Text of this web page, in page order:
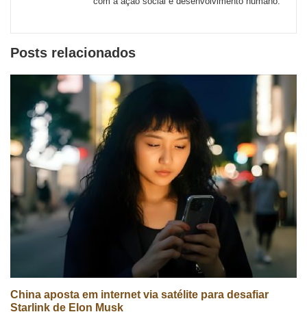
Posts relacionados
China aposta em internet via satélite para desafiar
Starlink de Elon Musk